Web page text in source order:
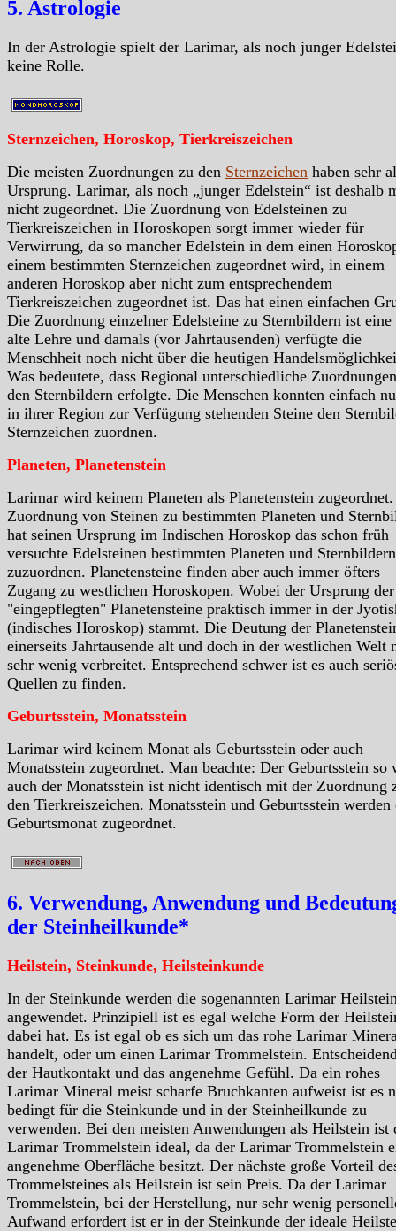
5. Astrologie
In der Astrologie spielt der Larimar, als noch junger
keine Rolle.
Sternzeichen, Horoskop, Tierkreiszeichen
Die meisten Zuordnungen zu den Sternzeichen haben sehr
Ursprung. Larimar, als noch „junger Edelstein“ ist deshalb
nicht zugeordnet. Die Zuordnung von Edelsteinen zu
Tierkreiszeichen in Horoskopen sorgt immer wieder für
Verwirrung, da so mancher Edelstein in dem einen
einem bestimmten Sternzeichen zugeordnet wird, in einem
anderen Horoskop aber nicht zum entsprechendem
Tierkreiszeichen zugeordnet ist. Das hat einen einfachen
Die Zuordnung einzelner Edelsteine zu Sternbildern ist eine
alte Lehre und damals (vor Jahrtausenden) verfügte die
Menschheit noch nicht über die heutigen
Was bedeutete, dass Regional unterschiedliche
den Sternbildern erfolgte. Die Menschen konnten einfach
in ihrer Region zur Verfügung stehenden Steine den
Sternzeichen zuordnen.
Planeten, Planetenstein
Larimar wird keinem Planeten als Planetenstein
Zuordnung von Steinen zu bestimmten Planeten und
hat seinen Ursprung im Indischen Horoskop das schon früh
versuchte Edelsteinen bestimmten Planeten und Sternbildern
zuzuordnen. Planetensteine finden aber auch immer öfters
Zugang zu westlichen Horoskopen. Wobei der Ursprung der
"eingepflegten" Planetensteine praktisch immer in der
(indisches Horoskop) stammt. Die Deutung der
einerseits Jahrtausende alt und doch in der westlichen Welt
sehr wenig verbreitet. Entsprechend schwer ist es auch
Quellen zu finden.
Geburtsstein, Monatsstein
Larimar wird keinem Monat als Geburtsstein oder auch
Monatsstein zugeordnet. Man beachte: Der Geburtsstein so
auch der Monatsstein ist nicht identisch mit der Zuordnung
den Tierkreiszeichen. Monatsstein und Geburtsstein werden
Geburtsmonat zugeordnet.
6. Verwendung, Anwendung und
der Steinheilkunde*
Heilstein, Steinkunde, Heilsteinkunde
In der Steinkunde werden die sogenannten Larimar
angewendet. Prinzipiell ist es egal welche Form der
dabei hat. Es ist egal ob es sich um das rohe Larimar
handelt, oder um einen Larimar Trommelstein.
der Hautkontakt und das angenehme Gefühl. Da ein rohes
Larimar Mineral meist scharfe Bruchkanten aufweist ist es
bedingt für die Steinkunde und in der Steinheilkunde zu
verwenden. Bei den meisten Anwendungen als Heilstein ist
Larimar Trommelstein ideal, da der Larimar Trommelstein
angenehme Oberfläche besitzt. Der nächste große Vorteil
Trommelsteines als Heilstein ist sein Preis. Da der Larimar
Trommelstein, bei der Herstellung, nur sehr wenig
Aufwand erfordert ist er in der Steinkunde der ideale